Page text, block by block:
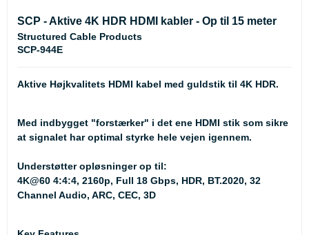
SCP - Aktive 4K HDR HDMI kabler - Op til 15 meter
Structured Cable Products
SCP-944E
Aktive Højkvalitets HDMI kabel med guldstik til 4K HDR.
Med indbygget "forstærker" i det ene HDMI stik som sikre
at signalet har optimal styrke hele vejen igennem.
Understøtter opløsninger op til:
4K@60 4:4:4, 2160p, Full 18 Gbps, HDR, BT.2020, 32
Channel Audio, ARC, CEC, 3D